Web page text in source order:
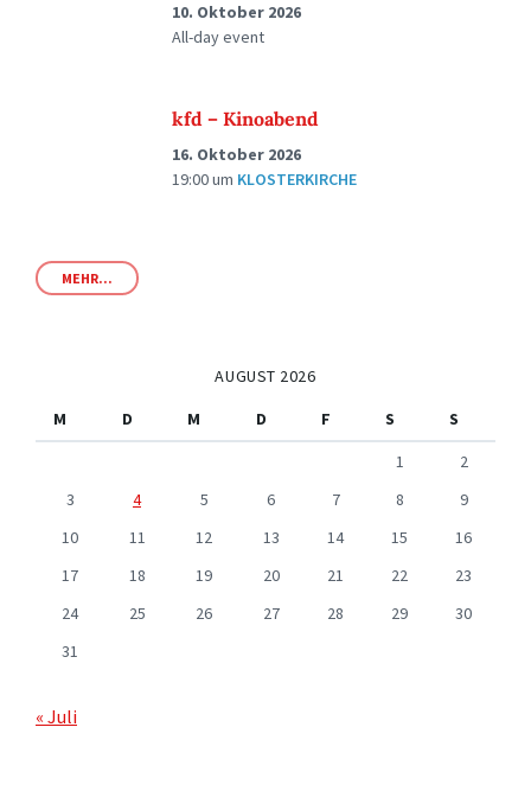
10. Oktober 2026
All-day event
kfd – Kinoabend
16. Oktober 2026
19:00um KLOSTERKIRCHE
MEHR...
AUGUST 2026
M
D M D F S
S
1
2
3
4 5 6 7 8
9
10
11 12 13 14 15
16
17
18 19 20 21 22
23
24
25 26 27 28 29
30
31
« Juli